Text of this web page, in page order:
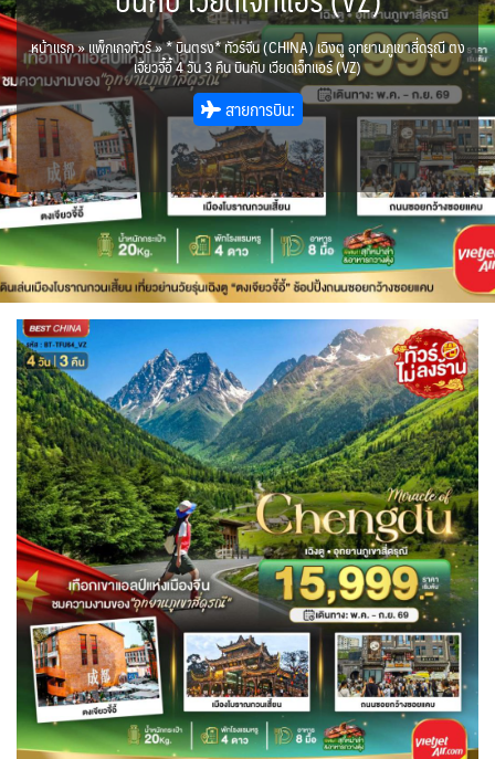
0 BRN บรูไน 0
KHM กัมพูชา 0 จีน 283
HKG ฮ่องกง - มาเก๊า 10 IND อินเดีย 21
IDN อินโดนีเซีย IRN อิหร่าน 0
IRQ อิรัก 0 ISR อิสราเอล 0
JPN ญี่ปุ่น 78 JOR จอร์แดน 4
KAZ คาซัคสถาน 19 KORS เกาหลีใต้ 2
KGZ คีร์กีซสถาน 4 LAO ลาว 0
LBN เลบานอน 0 MYS มาเลเซีย 0
MDV มัลดีฟส์ 0 MNG มองโกเลีย 2
MMR เมียนมาร์ 5 NPL เนปาล 0
OMN โอมาน 0 PAK ปากีสถาน 8
PHL ฟิลิปปินส์ 1 SAU ซาอุดิอาระเบีย 1
SGP สิงคโปร์ 4
SYR ซีเรีย 0 TWN ไต้หวัน 10
TJK ทาจิกิสถาน 1 TKM เติร์กเมนิสถาน 1
ARE ดูไบ, UAE 0 UZB อุซเบกิสถาน 4
ตะวันออกกลาง 0 YEM เยเมน 0
VNM เวียดนาม 35
จอร์แดน - อียิปต์ 4
MNE มอนเตเนโกร 1 ล่าแสงเหนือ-ใต้ 11
Baltic บอลติก 4 ยุโรปตะวันออก 12
ยุโรปราคาถูก 1
ออสเตรีย - Austria 3 AZE อาเซอร์ไบจาน 2
BLR เบลารุส BIH บอสเนีย & เฮอร์เซโกวีนา
1
BEL เบลเยี่ยม 0 HRV โครเอเชีย 3
CYP ไซปรัส 0 CZE เช็ก 0
DNK เดนมาร์ก 2 FIN ฟินแลนด์ 3
FRO หมู่เกาะแฟโร FRA ฝรั่งเศส 1
GEO จอร์เจีย 10 DEU เยอรมนี 3
GRL กรีนแลนด์ 3 GRC กรีซ 1
ISL ไอซ์แลนด์ 4 ITA อิตาลี 9
MLT มอลต้า 1 MDA มอลโดวา 0
NLD เนเธอร์แลนด์ 0 NOR นอร์เวย์ 3
POL โปแลนด์ 3 PRT โปรตุเกส 3
RUS รัสเซีย 3 สแกนดิเนเวีย 7
ESP สเปน 4
SVN สโลวิเนีย 2 CHE สวิตเซอร์แลนด์ 8
TUR ตุรเคีย 12 UK อังกฤษ+สหราชอาณาจักร
9
UKR ยูเครน 0
เบลเยี่ยม เนเธอร์แลนด์ ลักเซม
CHL ชิลี 3
ECU เอกวาดอร์ 0 PER เปรู 2
USA สหรัฐอเมริกา 6 บราซิล เปรู 3
เม็กซิโก คิวบา อเมริกา แคนาดา 1
1
ทัวร์ ล่องเรือสำราญประเท
ศอื่นๆ
3
1 1
ขั้วโลกเหนือ 1 ขั้วโลกใต้ 2
แอฟริกาใต้ - South Africa
3
โมร็อคโค - Morocco แทนซาเนีย - Tanzania 2
เคนย่า - Kenya แอลจีเรีย - Algeria 0
ออสเตรเลีย - Australia 18
ทัวร์ อันซีน ประเทศแปลก 30 ลิเบีย - Libya
บราซิล - Brazil 0
เอธิโอเปีย - Ethiopia 0 อียิปต์ - Egypt 11
ล่องเรือดินเนอร์วันปีใหม่ 22 เรือรอบกลางวัน กทม. 2
ล่องเรือดินเนอร์แม่น้ำ
าพระยา
34
ะเทศ
255
ตั๋วเรือ Hop-on Hop-off 0 ตั๋วสวนสนุก 0
1 โปรแกรมทัวร์ทั่วไทย 0
ข่าวที่น่าสนใจ
ความรู้ทั่วไป
สถานที่ท่องเที่ยว
หน้าแรก»แพ็กเกจทัวร์»* บินตรง* ทัวร์จีน (CHINA) เฉิงตู อุทยานภูเขาสี่ดรุณี ตง
เจียวจี้อี้ 4 วัน 3 คืน บินกับ เวียดเจ็ทแอร์ (VZ)
สายการบิน: